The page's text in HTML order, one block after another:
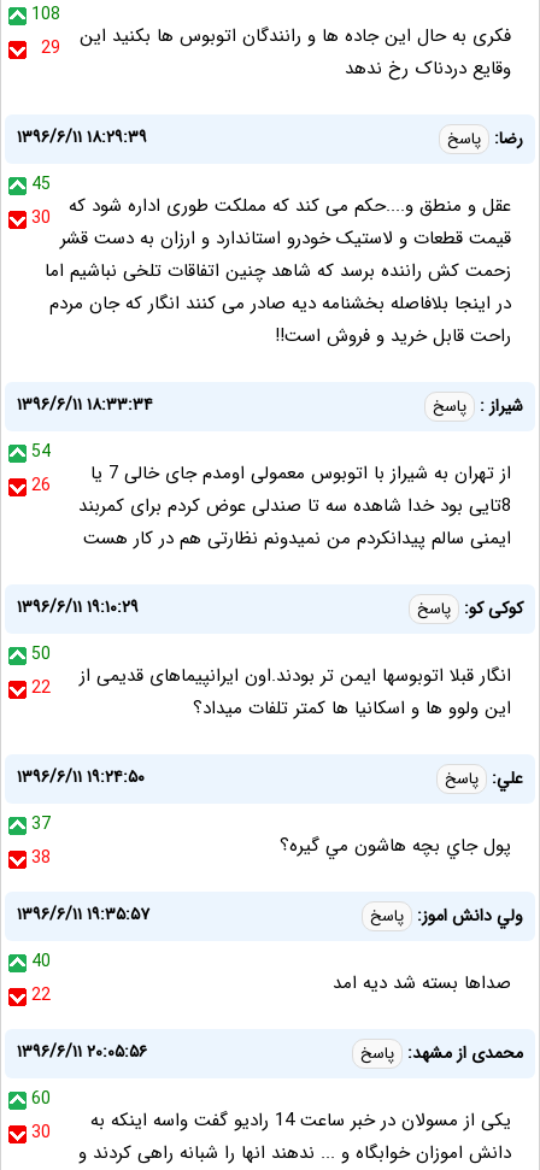
108
29
فکری به حال این جاده ها و رانندگان اتوبوس ها بکنید این
وقایع دردناک رخ ندهد
رضا: پاسخ
۱۳۹۶/۶/۱۱ ۱۸:۲۹:۳۹
45
30
عقل و منطق و....حکم می کند که مملکت طوری اداره شود که
قیمت قطعات و لاستیک خودرو استاندارد و ارزان به دست قشر
زحمت کش راننده برسد که شاهد چنین اتفاقات تلخی نباشیم اما
در اینجا بلافاصله بخشنامه دیه صادر می کنند انگار که جان مردم
راحت قابل خرید و فروش است!!
شیراز : پاسخ
۱۳۹۶/۶/۱۱ ۱۸:۳۳:۳۴
54
26
از تهران به شیراز با اتوبوس معمولی اومدم جای خالی 7 یا
8تایی بود خدا شاهده سه تا صندلی عوض کردم برای کمربند
ایمنی سالم پیدانکردم من نمیدونم نظارتی هم در کار هست
کوکی کو: پاسخ
۱۳۹۶/۶/۱۱ ۱۹:۱۰:۲۹
50
22
انگار قبلا اتوبوسها ایمن تر بودند.اون ایرانپیماهای قدیمی از
این ولوو ها و اسکانیا ها کمتر تلفات میداد؟
علي: پاسخ
۱۳۹۶/۶/۱۱ ۱۹:۲۴:۵۰
37
38
پول جاي بچه هاشون مي گيره؟
ولي دانش اموز: پاسخ
۱۳۹۶/۶/۱۱ ۱۹:۳۵:۵۷
40
22
صداها بسته شد ديه امد
محمدی از مشهد: پاسخ
۱۳۹۶/۶/۱۱ ۲۰:۰۵:۵۶
60
30
یکی از مسولان در خبر ساعت 14 رادیو گفت واسه اینکه به
دانش اموزان خوابگاه و ... ندهند انها را شبانه راهی کردند و